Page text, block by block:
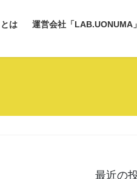
とは 運営会社「LAB.UONUMA」
最近の